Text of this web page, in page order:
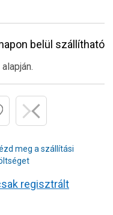
belül szállítható
meg a szállítási
regisztrált